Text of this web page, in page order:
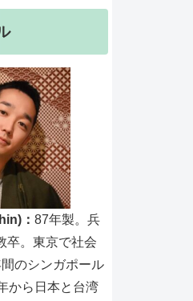
： 87年製。兵
卒。東京で社会
のシンガポール
から日本と台湾